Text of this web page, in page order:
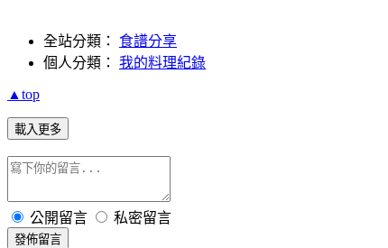
全站分類： 食譜分享
個人分類： 我的料理紀錄
▲top
載入更多
公開留言 私密留言
發佈留言